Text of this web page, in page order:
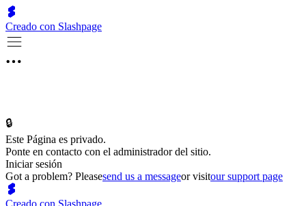
Creado con Slashpage
🔒
Este Página es privado.
Ponte en contacto con el administrador del sitio.
Iniciar sesión
Got a problem? Pleasesend us a messageor visitour support page
Creado con Slashpage